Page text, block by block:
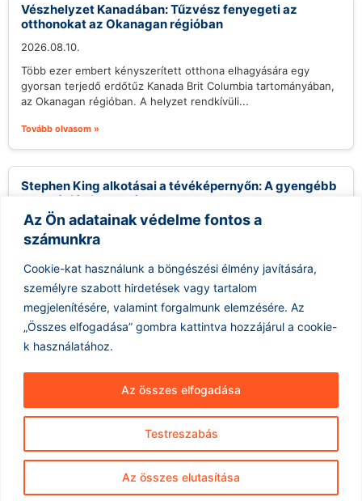
Az Ön adatainak védelme fontos a
számunkra
Cookie-kat használunk a böngészési élmény javítására,
személyre szabott hirdetések vagy tartalom
megjelenítésére, valamint forgalmunk elemzésére. Az
„Összes elfogadása” gombra kattintva hozzájárul a cookie-
k használatához.
Testreszabás
Az összes elutasítása
Az összes elfogadása
Vészhelyzet Kanadában: Tűzvész fenyegeti az
otthonokat az Okanagan régióban
2026.08.10.
Több ezer embert kényszerített otthona elhagyására egy
gyorsan terjedő erdőtűz Kanada Brit Columbia tartományában,
az Okanagan régióban. A helyzet rendkívüli...
Tovább olvasom »
Stephen King alkotásai a tévéképernyőn: A gyengébb
adaptációk is vonzóak?
2026.08.10.
Stephen King, a horror és thriller műfajának királya, több mint
100 film- és minisorozat-adaptációt inspirált már, ami szinte
bibliai méretű...
Tovább olvasom »
Hírarchívum Impresszum
ÁSZF
Adatkezelés